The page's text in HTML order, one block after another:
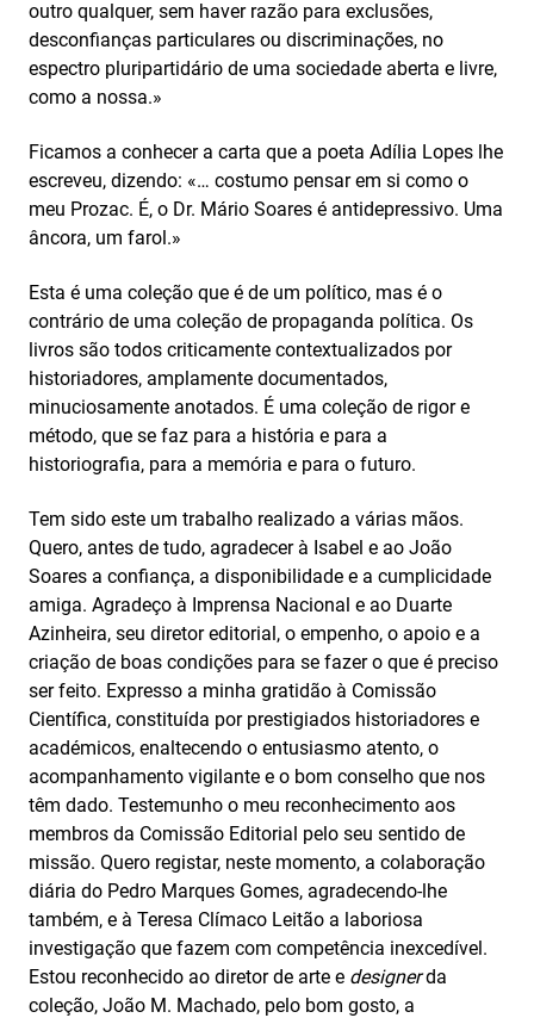
outro qualquer, sem haver razão para exclusões,
desconfianças particulares ou discriminações, no
espectro pluripartidário de uma sociedade aberta e livre,
como a nossa.»
Ficamos a conhecer a carta que a poeta Adília Lopes lhe
escreveu, dizendo: «… costumo pensar em si como o
meu Prozac. É, o Dr. Mário Soares é antidepressivo. Uma
âncora, um farol.»
Esta é uma coleção que é de um político, mas é o
contrário de uma coleção de propaganda política. Os
livros são todos criticamente contextualizados por
historiadores, amplamente documentados,
minuciosamente anotados. É uma coleção de rigor e
método, que se faz para a história e para a
historiografia, para a memória e para o futuro.
Tem sido este um trabalho realizado a várias mãos.
Quero, antes de tudo, agradecer à Isabel e ao João
Soares a confiança, a disponibilidade e a cumplicidade
amiga. Agradeço à Imprensa Nacional e ao Duarte
Azinheira, seu diretor editorial, o empenho, o apoio e a
criação de boas condições para se fazer o que é preciso
ser feito. Expresso a minha gratidão à Comissão
Científica, constituída por prestigiados historiadores e
académicos, enaltecendo o entusiasmo atento, o
acompanhamento vigilante e o bom conselho que nos
têm dado. Testemunho o meu reconhecimento aos
membros da Comissão Editorial pelo seu sentido de
missão. Quero registar, neste momento, a colaboração
diária do Pedro Marques Gomes, agradecendo-lhe
também, e à Teresa Clímaco Leitão a laboriosa
investigação que fazem com competência inexcedível.
Estou reconhecido ao diretor de arte e designerda
coleção, João M. Machado, pelo bom gosto, a